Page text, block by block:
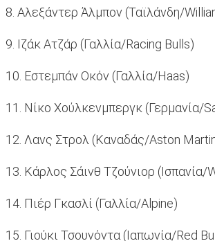
8. Αλεξάντερ Άλμπον (Ταϊλάνδη/
9. Ιζάκ Ατζάρ (Γαλλία/Racing
10. Εστεμπάν Οκόν (Γαλλία/
11. Νίκο Χούλκενμπεργκ
12. Λανς Στρολ (Καναδάς/Aston
13. Κάρλος Σάινθ Τζούνιορ
14. Πιέρ Γκασλί (Γαλλία/
15. Γιούκι Τσουνόντα (Ιαπωνία/